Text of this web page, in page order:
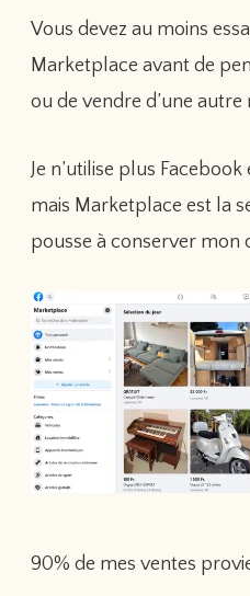
Vous devez au moins
Marketplace avant de
ou de vendre d’une autre
Je n’utilise plus
mais Marketplace est la
pousse à conserver mon
90% de mes ventes